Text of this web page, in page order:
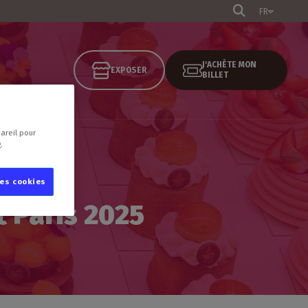
FR
EXPOSER
J'ACHÈTE MON
BILLET
Paris 2025
pour
cookies